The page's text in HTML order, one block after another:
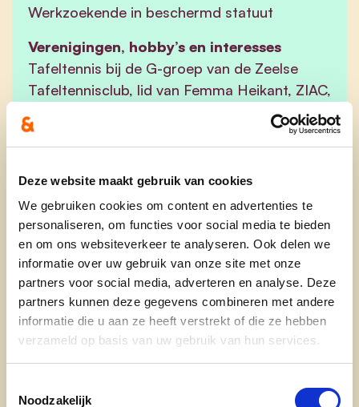
Deze website maakt gebruik van cookies
We gebruiken cookies om content en advertenties te
personaliseren, om functies voor social media te bieden
en om ons websiteverkeer te analyseren. Ook delen we
informatie over uw gebruik van onze site met onze
partners voor social media, adverteren en analyse. Deze
partners kunnen deze gegevens combineren met andere
informatie die u aan ze heeft verstrekt of die ze hebben
verzameld op basis van uw gebruik van hun services.
Noodzakelijk
Werkzoekende in beschermd statuut
Verenigingen, hobby’s en interesses
Tafeltennis bij de G-groep van de Zeelse
Tafeltennisclub, lid van Femma Heikant, ZIAC,
Kunst Nu, beweging.net en Samana Vita.
Weetje
gemeenteraadsverkiezingen.
An zetelde eerder in de vroegere OCMW-raad,
waar ze deed wat ze nog altijd doet: een stem
geven aan mensen met een beperking en hun
noden aankaarten. En dus neemt An al voor de
5de keer deel aan de
gemeenteraadsverkiezingen.
Jan Heirwegh
leerde An kennen bij de Scouts. Hij